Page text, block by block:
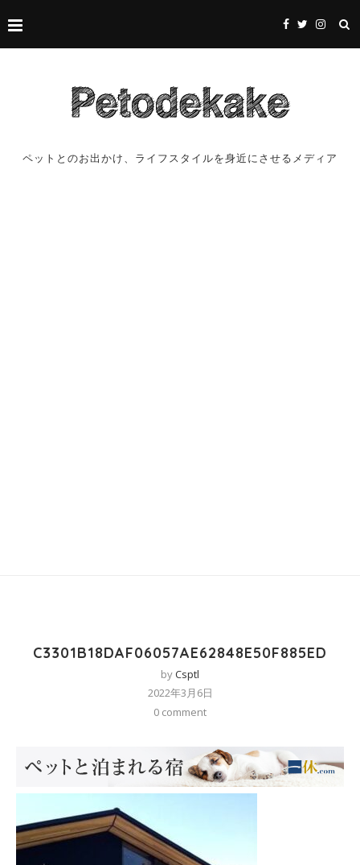
ペットとのお出かけ、ライフスタイルを身近にさせるメディア
C3301B18DAF06057AE62848E50F885ED
byCsptl
2022年3月6日
0 comment